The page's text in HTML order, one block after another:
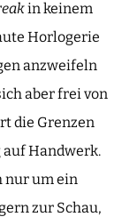
in keinem
Horlogerie
anzweifeln
aber frei von
die Grenzen
Handwerk.
nur um ein
zur Schau,